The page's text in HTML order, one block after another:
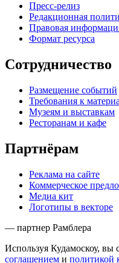
Пресс-релиз
Редакционная
Правовая
Формат ресурса
Сотрудничество
Размещение событий
Требования к
Музеям и выставкам
Ресторанам и кафе
Партнёрам
Реклама на сайте
Коммерческое
Медиа кит
Логотипы в векторе
— партнер Рамблера
Используя Кудамоскоу, вы
соглашением и политикой